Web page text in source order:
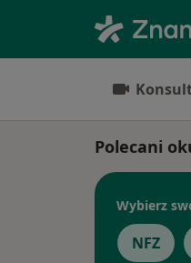
Polecani
Wybierz
NFZ